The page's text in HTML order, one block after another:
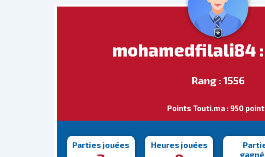
mohamedfilali84
Rang : 1556
Points Touti.ma : 950
Parties jouées Heures jouées